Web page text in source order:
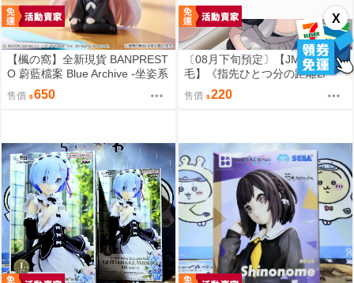
X
【楓の窩】全新現貨 BANPREST
O 蔚藍檔案 Blue Archive -坐姿系
列- 星奈【日版】
售價 650
〔08月下旬預定〕【JMao/睫
毛】《指先ひとつ分の距離2/一
個指尖的距離2》B5/26P黑白內
頁/繁體中文/無修正⬢黑市兔－睫
カ 鬼方カヨコ 鬼方佳世子) FF47
售價 220